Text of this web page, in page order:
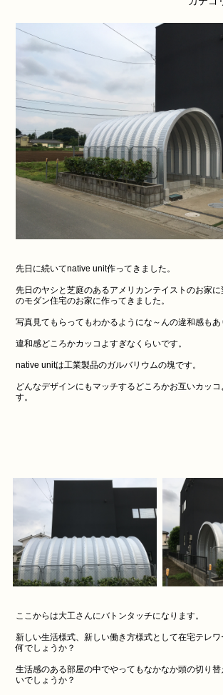
先日に続いてnative unit作ってきました。
先日のヤシと芝庭のあるアメリカンテイストのお家
のモダン住宅のお家に作ってきました。
写真見てもらってもわかるようにな～んの違和感もあ
違和感どころかカッコよすぎなくらいです。
native unitは工業製品のガルバリウムの塊です。
どんなデザインにもマッチするどころかお互いカッコ
す。
ここからは大工さんにバトンタッチになります。
新しい生活様式、新しい働き方様式として在宅テレ
何でしょうか？
生活感のある部屋の中でやってもなかなか頭の切り
いでしょうか？